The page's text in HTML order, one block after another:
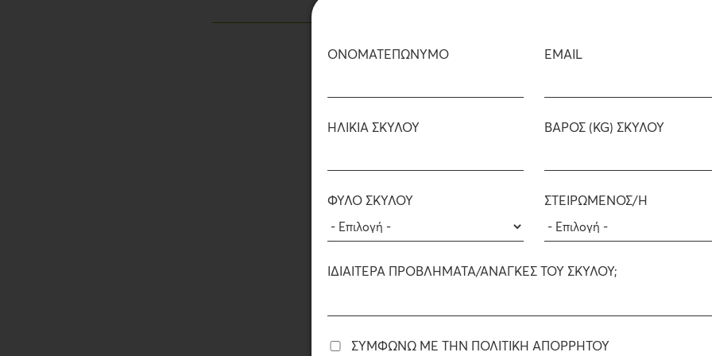
Πάπια 70%, ζωμός, μπρόκολο 3%,
250 IU, vitamin E (3a700) 100 mg, zinc (3b606) 15 mg,
ANALYTICAL
:1.8% , crude ash 1.7% ,
DRY MATTER ANALYSIS
ΟΝΟΜΑΤΕΠΩΝΥΜΟ EMAIL
ΗΛΙΚΊΑ ΣΚΎΛΟΥ ΒΆΡΟΣ (KG) ΣΚΎΛΟΥ
ΦΎΛΟ ΣΚΎΛΟΥ ΣΤΕΙΡΩΜΈΝΟΣ/Η
ΙΔΙΑΊΤΕΡΑ ΠΡΟΒΛΉΜΑΤΑ/ΑΝΆΓΚΕΣ ΤΟΥ ΣΚΎΛΟΥ;
ΣΥΜΦΩΝΏ ΜΕ ΤΗΝ ΠΟΛΙΤΙΚΉ ΑΠΟΡΡΉΤΟΥ